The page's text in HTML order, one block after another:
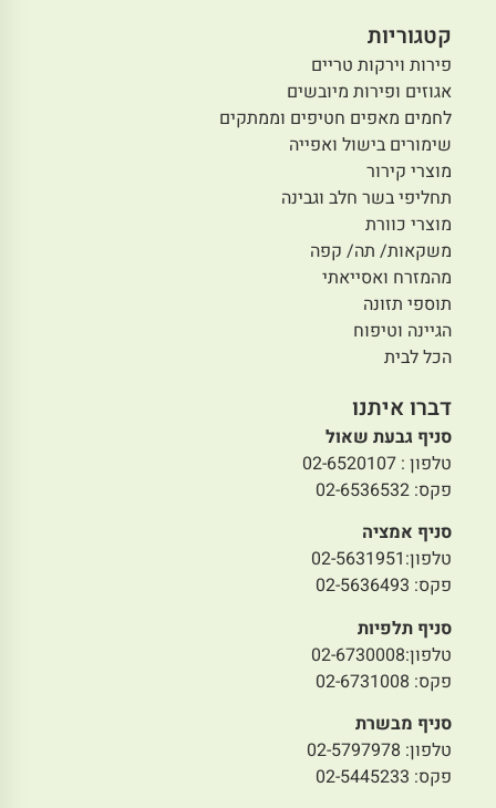
קטגוריות
פירות וירקות טריים
אגוזים ופירות מיובשים
לחמים מאפים חטיפים וממתקים
שימורים בישול ואפייה
מוצרי קירור
תחליפי בשר חלב וגבינה
מוצרי כוורת
משקאות/ תה/ קפה
מהמזרח ואסייאתי
תוספי תזונה
הגיינה וטיפוח
הכל לבית
דברו איתנו
סניף גבעת שאול
טלפון : 02-6520107
פקס: 02-6536532
סניף אמציה
טלפון:02-5631951
פקס: 02-5636493
סניף תלפיות
טלפון:02-6730008
פקס: 02-6731008
סניף מבשרת
טלפון: 02-5797978
פקס: 02-5445233